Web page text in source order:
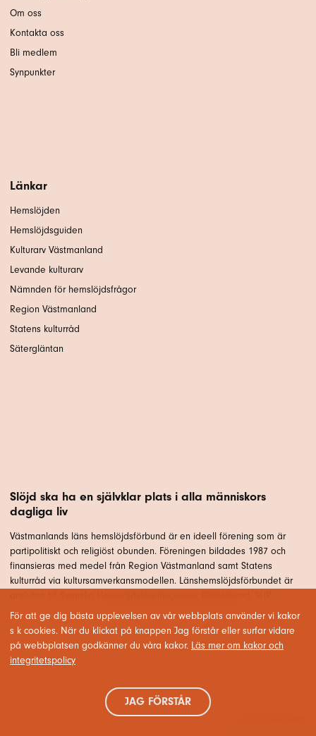
Om oss
Kontakta oss
Bli medlem
Synpunkter
Länkar
Hemslöjden
Hemslöjdsguiden
Kulturarv Västmanland
Levande kulturarv
Nämnden för hemslöjdsfrågor
Region Västmanland
Statens kulturråd
Sätergläntan
Slöjd ska ha en självklar plats i alla människors
dagliga liv
Västmanlands läns hemslöjdsförbund är en ideell förening som är
partipolitiskt och religiöst obunden. Föreningen bildades 1987 och
finansieras med medel från Region Västmanland samt Statens
kulturråd via kultursamverkansmodellen. Länshemslöjdsförbundet är
Webbproduktion:
För att ge dig bästa upplevelsen av vår webbplats använder vi kakor
s k cookies. När du klickat på knappen Jag förstår eller surfar vidare
på webbplatsen godkänner du våra kakor. Läs mer om kakor och
integritetspolicy
JAG FÖRSTÅR